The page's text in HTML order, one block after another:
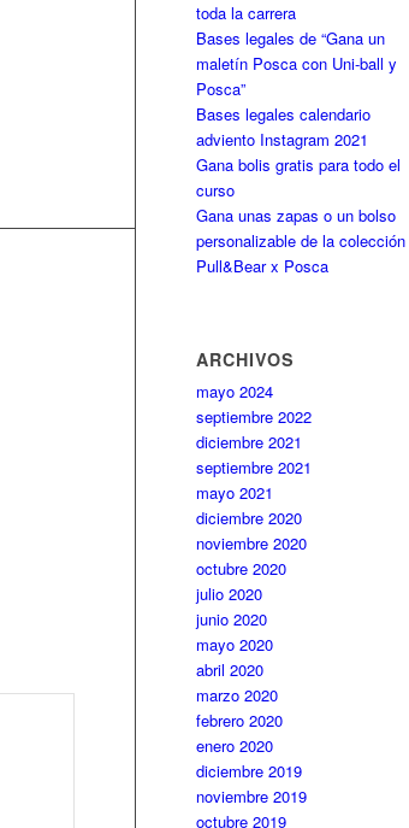
toda la carrera
Bases legales de “Gana un
maletín Posca con Uni-ball y
Posca”
Bases legales calendario
adviento Instagram 2021
Gana bolis gratis para todo el
curso
Gana unas zapas o un bolso
personalizable de la colección
Pull&Bear x Posca
ARCHIVOS
mayo 2024
septiembre 2022
diciembre 2021
septiembre 2021
mayo 2021
diciembre 2020
noviembre 2020
octubre 2020
julio 2020
junio 2020
mayo 2020
abril 2020
marzo 2020
febrero 2020
enero 2020
diciembre 2019
noviembre 2019
octubre 2019